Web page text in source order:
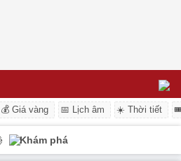
💰 Giá vàng 📅 Lịch âm ☀️ Thời tiết
Khám phá